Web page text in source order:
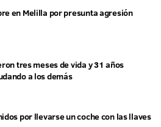
en Melilla por presunta agresión
tres meses de vida y 31 años
a los demás
por llevarse un coche con las llaves